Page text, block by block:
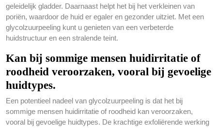
geleidelijk gladder. Daarnaast helpt het bij het verkleinen van
poriën, waardoor de huid er egaler en gezonder uitziet. Met een
glycolzuurpeeling kunt u genieten van een verbeterde
huidstructuur en een stralende teint.
Kan bij sommige mensen huidirritatie of
roodheid veroorzaken, vooral bij gevoelige
huidtypes.
Een potentieel nadeel van glycolzuurpeeling is dat het bij
sommige mensen huidirritatie of roodheid kan veroorzaken,
vooral bij gevoelige huidtypes. De krachtige exfoliërende werking